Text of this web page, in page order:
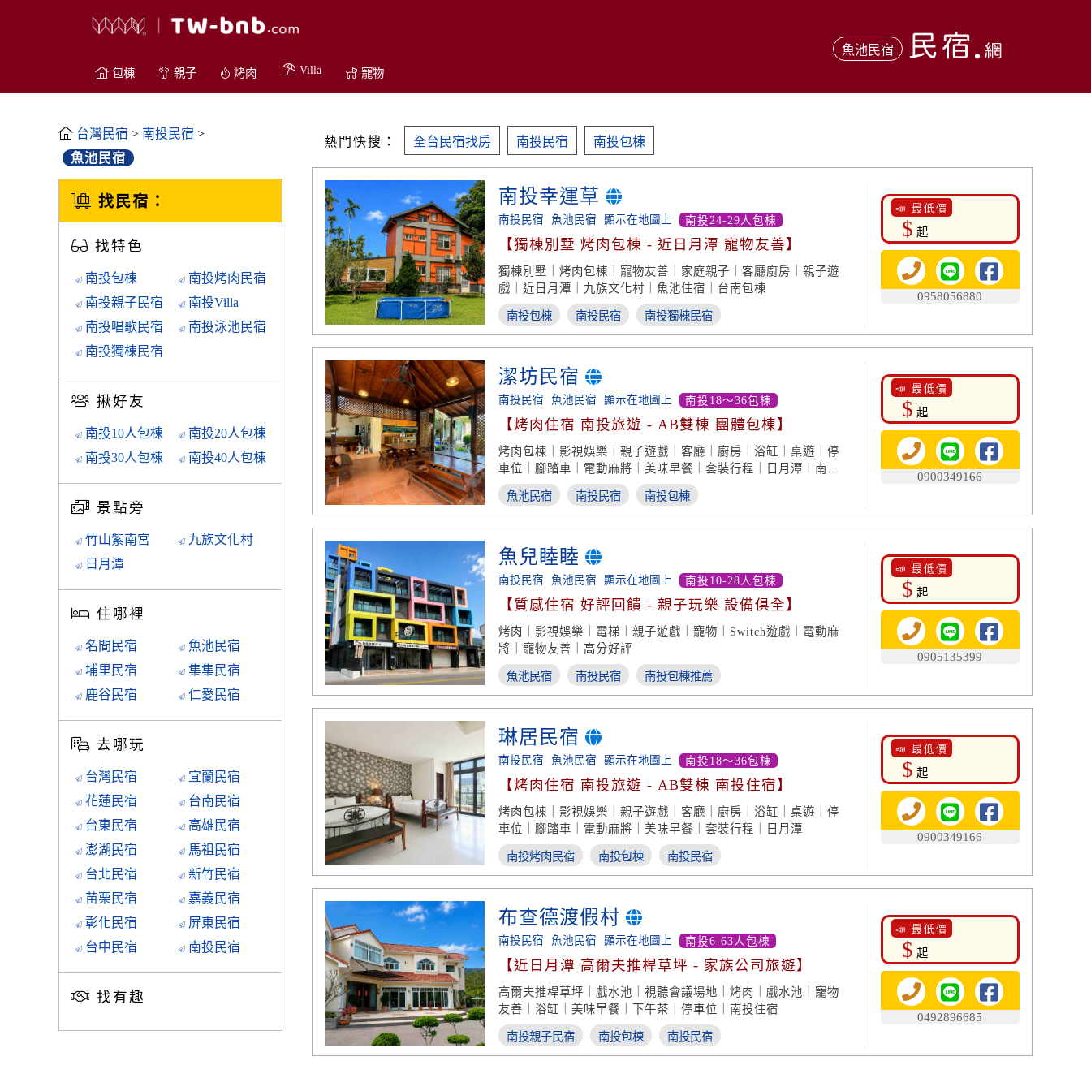
包棟 親子 烤肉 Villa 寵物
魚池民宿
台灣民宿 > 南投民宿 >
魚池民宿
找民宿：
找特色
南投包棟
南投烤肉民宿
南投親子民宿
南投Villa
南投唱歌民宿
南投泳池民宿
南投獨棟民宿
揪好友
南投10人包棟
南投20人包棟
南投30人包棟
南投40人包棟
景點旁
竹山紫南宮
九族文化村
日月潭
住哪裡
名間民宿
魚池民宿
埔里民宿
集集民宿
鹿谷民宿
仁愛民宿
去哪玩
台灣民宿
宜蘭民宿
花蓮民宿
台南民宿
台東民宿
高雄民宿
澎湖民宿
馬祖民宿
台北民宿
新竹民宿
苗栗民宿
嘉義民宿
彰化民宿
屏東民宿
台中民宿
南投民宿
找有趣
熱門快搜： 全台民宿找房 南投民宿 南投包棟
南投幸運草
南投民宿 魚池民宿 顯示在地圖上 南投24-29人包棟
【獨棟別墅 烤肉包棟 - 近日月潭 寵物友善】
獨棟別墅｜烤肉包棟｜寵物友善｜家庭親子｜客廳廚房｜親子遊
戲｜近日月潭｜九族文化村｜魚池住宿｜台南包棟
南投包棟 南投民宿 南投獨棟民宿
📣 最低價
$ 起
0958056880
潔坊民宿
南投民宿 魚池民宿 顯示在地圖上 南投18～36包棟
【烤肉住宿 南投旅遊 - AB雙棟 團體包棟】
烤肉包棟｜影視娛樂｜親子遊戲｜客廳｜廚房｜浴缸｜桌遊｜停
車位｜腳踏車｜電動麻將｜美味早餐｜套裝行程｜日月潭｜南投
住宿
魚池民宿
南投民宿 南投包棟
📣 最低價
$ 起
0900349166
魚兒睦睦
南投民宿 魚池民宿 顯示在地圖上 南投10-28人包棟
【質感住宿 好評回饋 - 親子玩樂 設備俱全】
烤肉｜影視娛樂｜電梯｜親子遊戲｜寵物｜Switch遊戲｜電動麻
將｜寵物友善｜高分好評
魚池民宿 南投民宿 南投包棟推薦
📣 最低價
$ 起
0905135399
琳居民宿
南投民宿 魚池民宿 顯示在地圖上 南投18～36包棟
【烤肉住宿 南投旅遊 - AB雙棟 南投住宿】
烤肉包棟｜影視娛樂｜親子遊戲｜客廳｜廚房｜浴缸｜桌遊｜停
車位｜腳踏車｜電動麻將｜美味早餐｜套裝行程｜日月潭
南投烤肉民宿 南投包棟 南投民宿
📣 最低價
$ 起
0900349166
布查德渡假村
南投民宿 魚池民宿 顯示在地圖上 南投6-63人包棟
【近日月潭 高爾夫推桿草坪 - 家族公司旅遊】
高爾夫推桿草坪｜戲水池｜視聽會議場地｜烤肉｜戲水池｜寵物
友善｜浴缸｜美味早餐｜下午茶｜停車位｜南投住宿
南投親子民宿 南投包棟 南投民宿
📣 最低價
$ 起
0492896685